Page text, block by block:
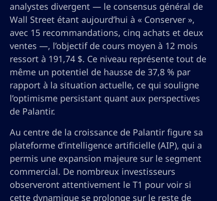
analystes divergent — le consensus général de
Wall Street étant aujourd’hui à « Conserver »,
avec 15 recommandations, cinq achats et deux
ventes —, l’objectif de cours moyen à 12 mois
ressort à 191,74 $. Ce niveau représente tout de
même un potentiel de hausse de 37,8 % par
rapport à la situation actuelle, ce qui souligne
l’optimisme persistant quant aux perspectives
de Palantir.
Au centre de la croissance de Palantir figure sa
plateforme d’intelligence artificielle (AIP), qui a
permis une expansion majeure sur le segment
commercial. De nombreux investisseurs
observeront attentivement le T1 pour voir si
cette dynamique se prolonge sur le reste de